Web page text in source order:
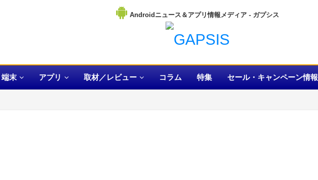
Androidニュース＆アプリ情報メディア
端末 アプリ 取材／レビュー コラム 特集 セール・キャンペーン情報